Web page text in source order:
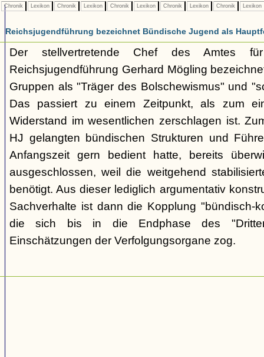
Chronik Lexikon Chronik Lexikon Chronik Lexikon Chronik Lexikon Chronik Lexikon
Reichsjugendführung bezeichnet Bündische Jugend als
Der stellvertretende Chef des Amtes
Reichsjugendführung Gerhard Mögling
Gruppen als "Träger des Bolschewismus" und
Das passiert zu einem Zeitpunkt, als zum
Widerstand im wesentlichen zerschlagen ist.
HJ gelangten bündischen Strukturen und
Anfangszeit gern bedient hatte, bereits
ausgeschlossen, weil die weitgehend
benötigt. Aus dieser lediglich argumentativ
Sachverhalte ist dann die Kopplung "bündisch-
die sich bis in die Endphase des
Einschätzungen der Verfolgungsorgane zog.